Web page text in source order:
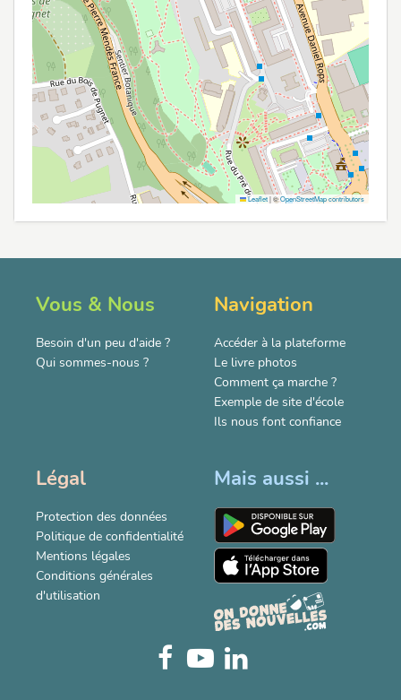
Leaflet|©OpenStreetMap contributors
Vous & Nous
Besoin d'un peu d'aide ?
Qui sommes-nous ?
Navigation
Accéder à la plateforme
Le livre photos
Comment ça marche ?
Exemple de site d'école
Ils nous font confiance
Légal
Protection des données
Politique de confidentialité
Mentions légales
Conditions générales
d'utilisation
Mais aussi ...